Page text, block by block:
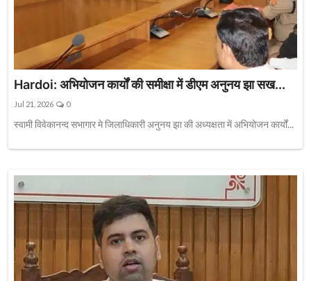
Hardoi: अभियोजन कार्यों की समीक्षा में डीएम अनुनय झा सख...
Jul 21, 2026 0
स्वामी विवेकानन्द सभागार मे जिलाधिकारी अनुनय झा की अध्यक्षता में अभियोजन कार्यों...